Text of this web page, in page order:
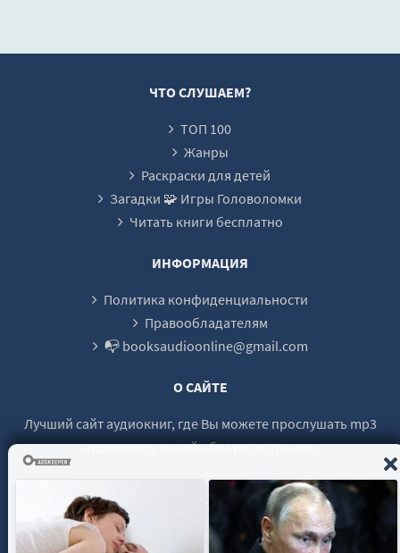
20
33
34
ЧТО СЛУШАЕМ?
ТОП 100
Жанры
Раскраски для детей
Загадки 🧩 Игры Головоломки
Читать книги бесплатно
ИНФОРМАЦИЯ
Политика конфиденциальности
Правообладателям
📭 booksaudioonline@gmail.com
О САЙТЕ
Лучший сайт аудиокниг, где Вы можете прослушать mp3
аудиокнигу онлайн без регистрации.
© 2021 - 2026 booksaudio-online.com Все права защищены.